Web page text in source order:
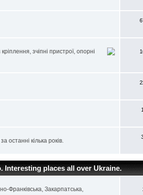
зчіпні пристрої, опорні
останні кілька років.
Interesting places all over Ukraine.
Франківська, Закарпатська,